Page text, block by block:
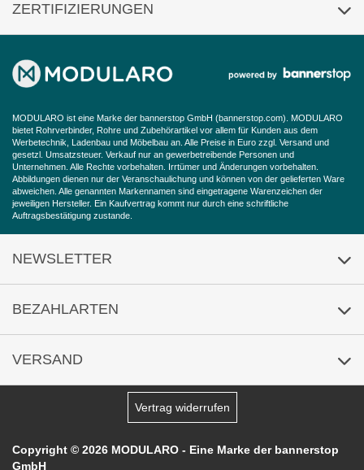
Häufige Fragen
Impressum
AGB
Widerrufsbelehrung
Barrierefreiheitserklärung
ZERTIFIZIERUNGEN
MODULARO ist eine Marke der bannerstop GmbH (bannerstop.com). MODULARO
bietet Rohrverbinder, Rohre und Zubehörartikel vor allem für Kunden aus dem
Werbetechnik, Ladenbau und Möbelbau an. Alle Preise in Euro zzgl. Versand und
gesetzl. Umsatzsteuer. Verkauf nur an gewerbetreibende Personen und
Unternehmen. Alle Rechte vorbehalten. Irrtümer und Änderungen vorbehalten.
Abbildungen dienen nur der Veranschaulichung und können von der gelieferten Ware
abweichen. Alle genannten Markennamen sind eingetragene Warenzeichen der
jeweiligen Hersteller. Ein Kaufvertrag kommt nur durch eine schriftliche
Auftragsbestätigung zustande.
NEWSLETTER
Anmeldung/Abmeldung
BEZAHLARTEN
VERSAND
Vertrag widerrufen
Copyright © 2026 MODULARO - Eine Marke der bannerstop
GmbH